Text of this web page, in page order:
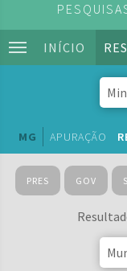
INÍCIO
MG APURAÇÃO
PRES GOV